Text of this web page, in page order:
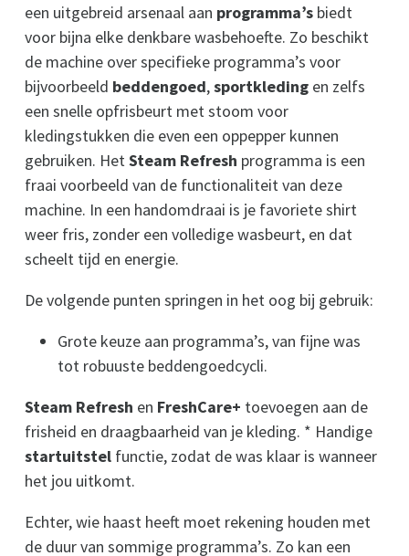
een uitgebreid arsenaal aan programma’s biedt
voor bijna elke denkbare wasbehoefte. Zo beschikt
de machine over specifieke programma’s voor
bijvoorbeeld beddengoed,sportkleding en zelfs
een snelle opfrisbeurt met stoom voor
kledingstukken die even een oppepper kunnen
gebruiken. HetSteam Refresh programma is een
fraai voorbeeld van de functionaliteit van deze
machine. In een handomdraai is je favoriete shirt
weer fris, zonder een volledige wasbeurt, en dat
scheelt tijd en energie.
De volgende punten springen in het oog bij gebruik:
Grote keuze aan programma’s, van fijne was
tot robuuste beddengoedcycli.
Steam Refresh en FreshCare+ toevoegen aan de
frisheid en draagbaarheid van je kleding. * Handige
startuitstel functie, zodat de was klaar is wanneer
het jou uitkomt.
Echter, wie haast heeft moet rekening houden met
de duur van sommige programma’s. Zo kan een